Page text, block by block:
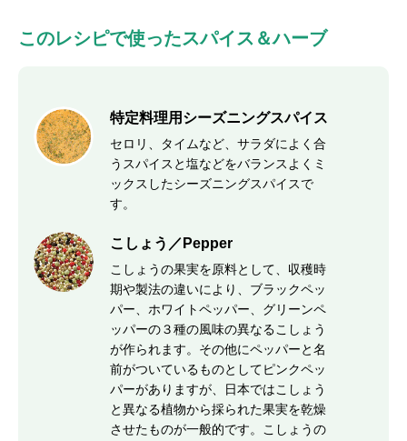
このレシピで使ったスパイス＆ハーブ
特定料理用シーズニングスパイス
セロリ、タイムなど、サラダによく合
うスパイスと塩などをバランスよくミ
ックスしたシーズニングスパイスで
す。
こしょう／Pepper
こしょうの果実を原料として、収穫時
期や製法の違いにより、ブラックペッ
パー、ホワイトペッパー、グリーンペ
ッパーの３種の風味の異なるこしょう
が作られます。その他にペッパーと名
前がついているものとしてピンクペッ
パーがありますが、日本ではこしょう
と異なる植物から採られた果実を乾燥
させたものが一般的です。こしょうの